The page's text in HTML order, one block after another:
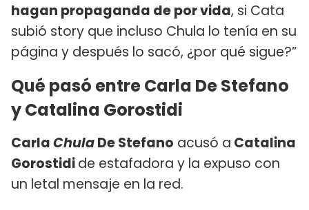
hagan propaganda de por vida, si Cata
subió story que incluso Chula lo tenía en su
página y después lo sacó, ¿por qué sigue?”
Qué pasó entre Carla De Stefano
y Catalina Gorostidi
CarlaChulaDe Stefano acusó a Catalina
Gorostidide estafadora y la expuso con
un letal mensaje en la red.